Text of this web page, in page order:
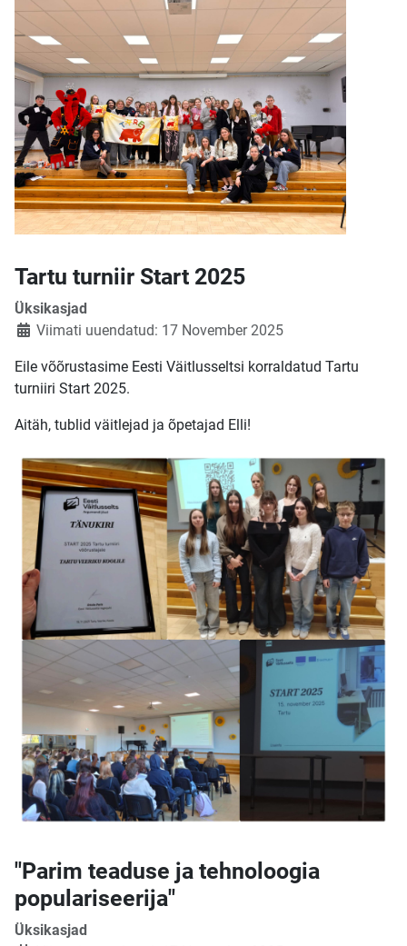
Tartu turniir Start 2025
Üksikasjad
Viimati uuendatud: 17 November 2025
Eile võõrustasime Eesti Väitlusseltsi korraldatud Tartu
turniiri Start 2025.
Aitäh, tublid väitlejad ja õpetajad Elli!
"Parim teaduse ja tehnoloogia
populariseerija"
Üksikasjad